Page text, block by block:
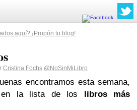
aquí? ¡Propón tu blog!
Cristina Fochs @NoSinMiLibro
encontramos esta semana,
en la lista de los libros más